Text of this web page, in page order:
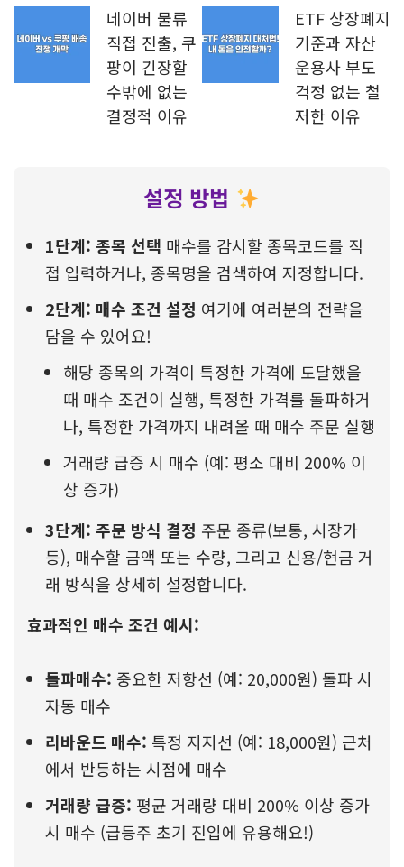
네이버 물류
직접 진출, 쿠
팡이 긴장할
수밖에 없는
결정적 이유
ETF 상장폐지
기준과 자산
운용사 부도
걱정 없는 철
저한 이유
설정 방법
1단계: 종목 선택 매수를 감시할 종목코드를 직
접 입력하거나, 종목명을 검색하여 지정합니다.
2단계: 매수 조건 설정 여기에 여러분의 전략을
담을 수 있어요!
해당 종목의 가격이 특정한 가격에 도달했을
때 매수 조건이 실행, 특정한 가격를 돌파하거
나, 특정한 가격까지 내려올 때 매수 주문 실행
거래량 급증 시 매수 (예: 평소 대비 200% 이
상 증가)
3단계: 주문 방식 결정 주문 종류(보통, 시장가
등), 매수할 금액 또는 수량, 그리고 신용/현금 거
래 방식을 상세히 설정합니다.
효과적인 매수 조건 예시:
돌파매수: 중요한 저항선 (예: 20,000원) 돌파 시
자동 매수
리바운드 매수: 특정 지지선 (예: 18,000원) 근처
에서 반등하는 시점에 매수
거래량 급증: 평균 거래량 대비 200% 이상 증가
시 매수 (급등주 초기 진입에 유용해요!)